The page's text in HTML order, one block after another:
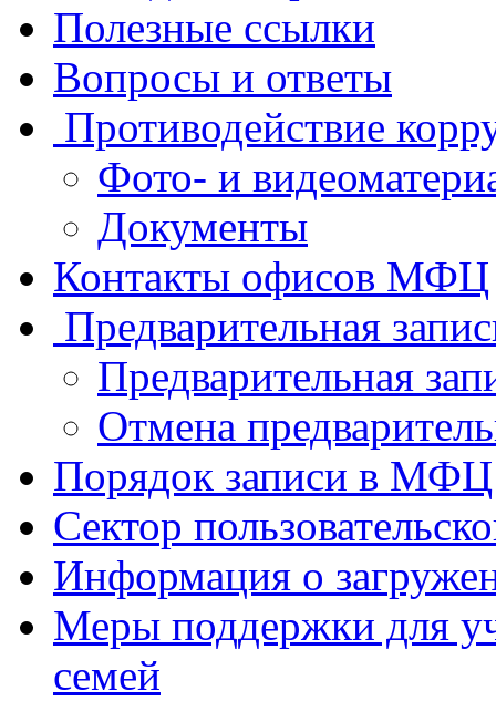
Полезные ссылки
Вопросы и ответы
Противодействие
Фото- и
Документы
Контакты офисов МФЦ
Предварительная
Предварительная
Отмена
Порядок записи в МФЦ
Сектор
Информация о
Меры поддержки для
семей